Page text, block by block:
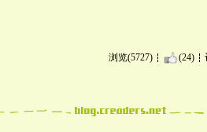
浏览(5727) (24)